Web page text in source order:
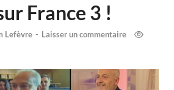
France 3 !
Lefèvre - Laisser un commentaire